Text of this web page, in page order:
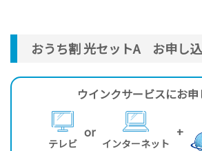
おうち割 光セットA お申し
ウインクサービスにお
テレビ
or
インターネット
+